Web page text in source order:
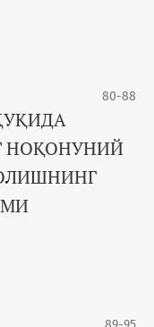
80-88
НОҚОНУНИЙ